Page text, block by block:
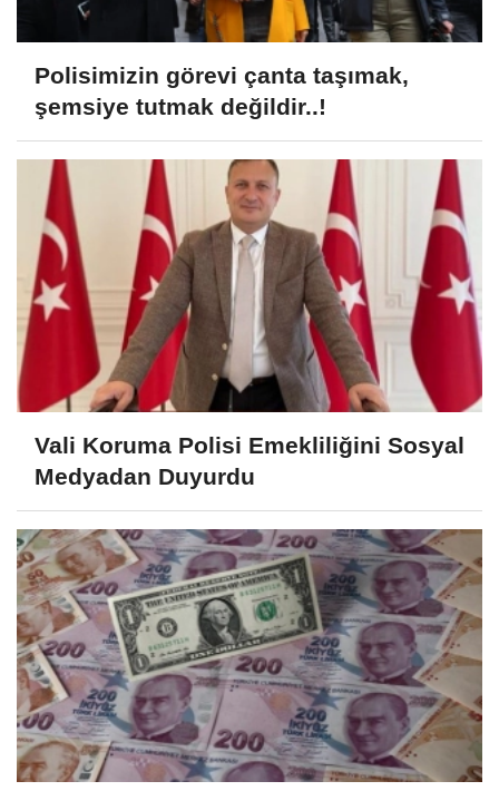
Polisimizin görevi çanta taşımak,
şemsiye tutmak değildir..!
Vali Koruma Polisi Emekliliğini Sosyal
Medyadan Duyurdu